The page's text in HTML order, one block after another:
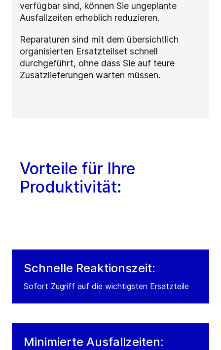
verfügbar sind, können Sie ungeplante
Ausfallzeiten erheblich reduzieren.
Reparaturen sind mit dem übersichtlich
organisierten Ersatzteilset schnell
durchgeführt, ohne dass Sie auf teure
Zusatzlieferungen warten müssen.
Vorteile für Ihre
Produktivität:
Schnelle Reaktionszeit:
Sofort Zugriff auf die wichtigsten Ersatzteile
Minimierte Ausfallzeiten: